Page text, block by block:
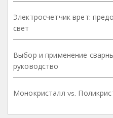
Электросчетчик врет:
свет
Выбор и применение
руководство
Монокристалл vs.